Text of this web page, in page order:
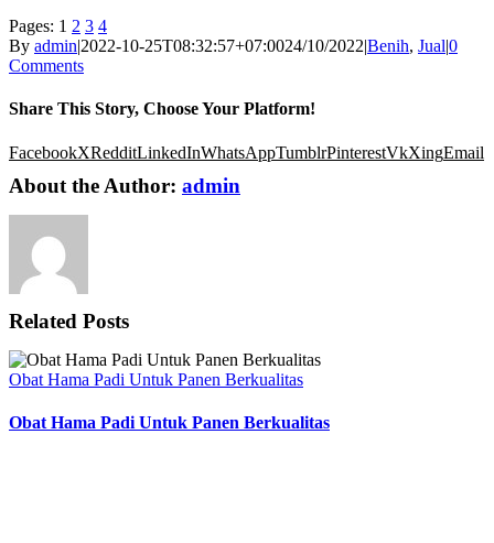
Pages: 1 2 3 4
By admin|2022-10-25T08:32:57+07:0024/10/2022|Benih, Jual|0
Comments
Share This Story, Choose Your Platform!
FacebookXRedditLinkedInWhatsAppTumblrPinterestVkXingEmail
About the Author: admin
Related Posts
Obat Hama Padi Untuk Panen Berkualitas
Obat Hama Padi Untuk Panen Berkualitas